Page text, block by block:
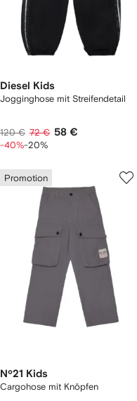
Diesel Kids
Jogginghose mit Streifendetail
120 € 72 € 58 €
-40%-20%
Promotion
Nº21 Kids
Cargohose mit Knöpfen